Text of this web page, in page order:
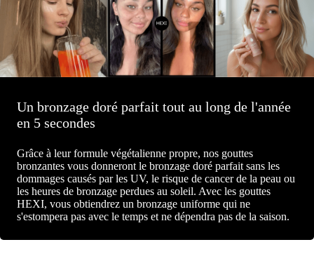
Un bronzage doré parfait tout au long de l'année
en 5 secondes
Grâce à leur formule végétalienne propre, nos gouttes
bronzantes vous donneront le bronzage doré parfait sans les
dommages causés par les UV, le risque de cancer de la peau ou
les heures de bronzage perdues au soleil. Avec les gouttes
HEXI, vous obtiendrez un bronzage uniforme qui ne
s'estompera pas avec le temps et ne dépendra pas de la saison.